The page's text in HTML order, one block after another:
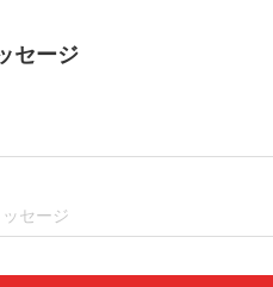
セージ